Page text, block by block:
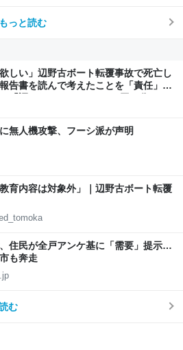
っと読む
しい」辺野古ボート転覆事故で死亡し
告書を読んで考えたことを「責任」
「調べなかったこと」の3回に分けて
無人機攻撃、フーシ派が声明
内容は対象外」｜辺野古ボート転覆
住民が全戸アンケ基に「需要」提示…
も奔走
む